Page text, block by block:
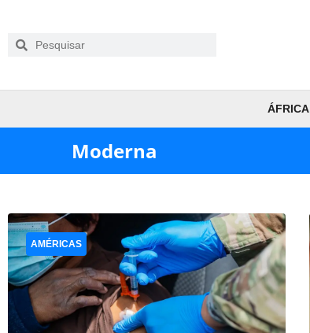
ÁFRICA
Moderna
AMÉRICAS